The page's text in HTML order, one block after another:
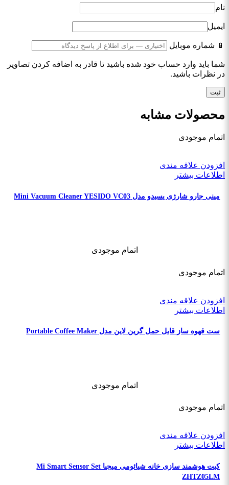
نام
ایمیل
📱 شماره موبایل
شما باید وارد حساب خود شده باشید تا قادر به اضافه کردن تصاویر
در نظرات باشید.
محصولات مشابه
اتمام موجودی
افزودن علاقه مندی
اطلاعات بیشتر
مینی جارو شارژی یسیدو مدل Mini Vacuum Cleaner YESIDO VC03
اتمام موجودی
اتمام موجودی
افزودن علاقه مندی
اطلاعات بیشتر
ست قهوه ساز قابل حمل گرین لاین مدل Portable Coffee Maker
اتمام موجودی
اتمام موجودی
افزودن علاقه مندی
اطلاعات بیشتر
کیت هوشمند سازی خانه شیائومی میجیا Mi Smart Sensor Set
ZHTZ05LM